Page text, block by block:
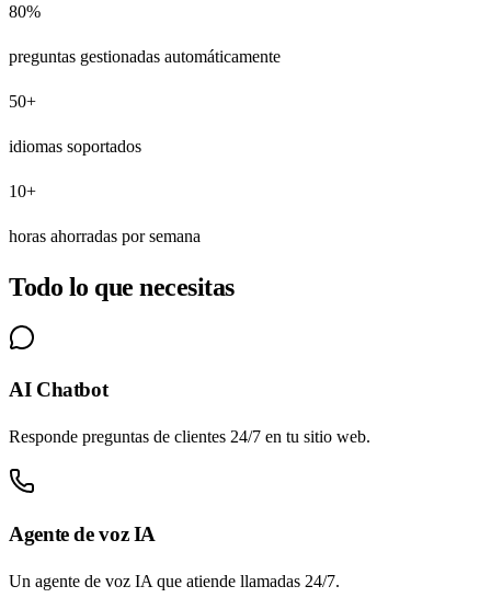
80%
preguntas gestionadas automáticamente
50+
idiomas soportados
10+
horas ahorradas por semana
Todo lo que necesitas
AI Chatbot
Responde preguntas de clientes 24/7 en tu sitio web.
Agente de voz IA
Un agente de voz IA que atiende llamadas 24/7.